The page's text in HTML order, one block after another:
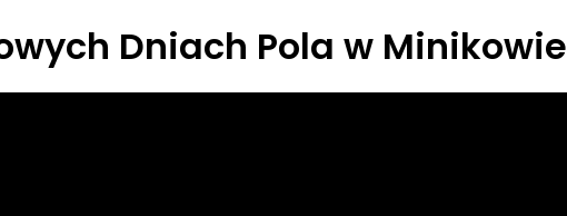
Dniach Pola w Minikowie